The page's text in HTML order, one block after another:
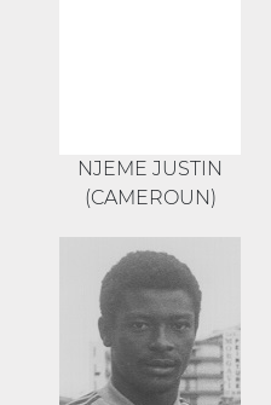
NJEME JUSTIN
(CAMEROUN)